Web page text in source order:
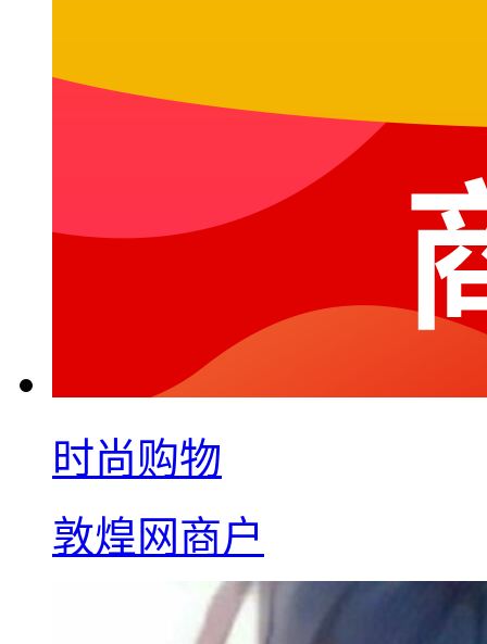
时尚购物
敦煌网商户